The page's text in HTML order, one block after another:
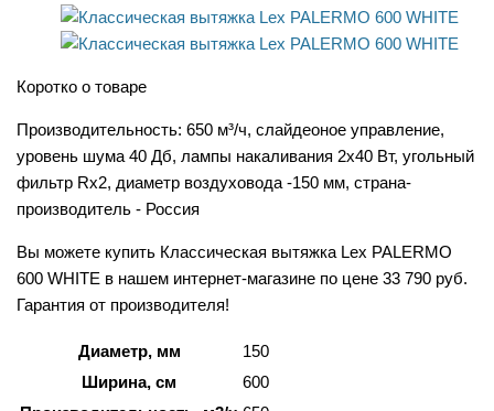
Коротко о товаре
Производительность: 650 м³/ч, слайдеоное управление,
уровень шума 40 Дб, лампы накаливания 2х40 Вт, угольный
фильтр Rx2, диаметр воздуховода -150 мм, страна-
производитель - Россия
Вы можете купить Классическая вытяжка Lex PALERMO
600 WHITE в нашем интернет-магазине по цене 33 790 руб.
Гарантия от производителя!
Диаметр, мм
150
Ширина, см
600